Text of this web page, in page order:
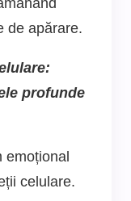
de apărare.
profunde
emoțional
celulare.